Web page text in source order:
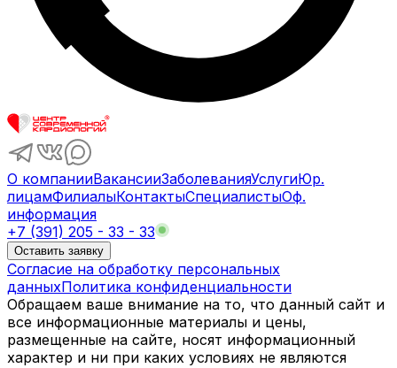
О компанииВакансииЗаболеванияУслугиЮр.
лицамФилиалыКонтактыСпециалистыОф.
информация
+7 (391) 205 - 33 - 33
Оставить заявку
Согласие на обработку персональных
данныхПолитика конфиденциальности
Обращаем ваше внимание на то, что данный сайт и
все информационные материалы и цены,
размещенные на сайте, носят информационный
характер и ни при каких условиях не являются